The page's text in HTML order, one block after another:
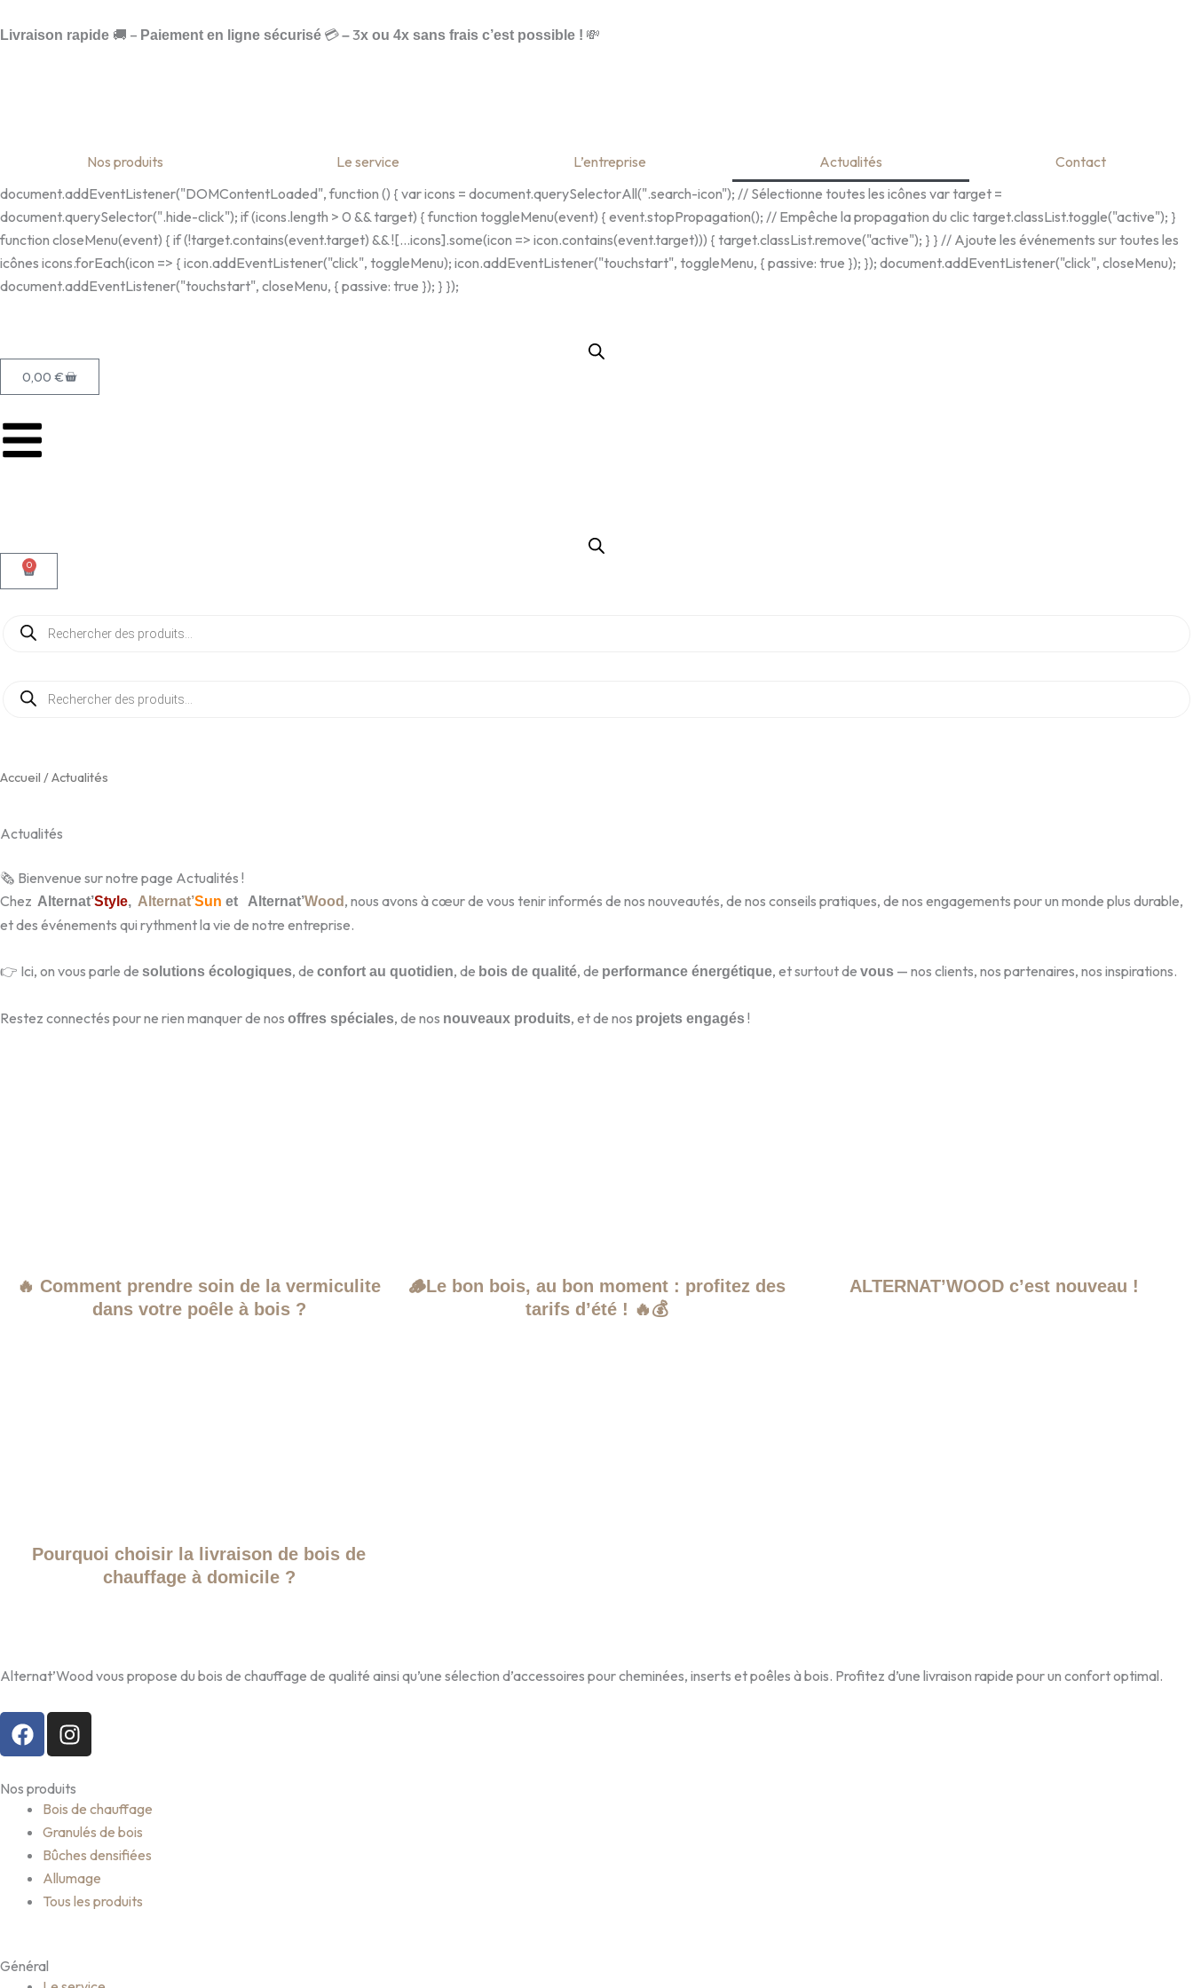
au
Livraison rapide 🚚 – Paiement en ligne sécurisé 💳–3x ou 4x sans frais c’est possible ! 💸
Nos produits Le service L’entreprise Actualités
Contact
document.addEventListener("DOMContentLoaded", function () { var icons = document.querySelectorAll(".search-icon"); // Sélectionne toutes les icônes var target =
document.querySelector(".hide-click"); if (icons.length > 0 && target) { function toggleMenu(event) { event.stopPropagation(); // Empêche la propagation du clic target.classList.toggle("active"); }
function closeMenu(event) { if (!target.contains(event.target) && ![...icons].some(icon => icon.contains(event.target))) { target.classList.remove("active"); } } // Ajoute les événements sur toutes les
icônes icons.forEach(icon => { icon.addEventListener("click", toggleMenu); icon.addEventListener("touchstart", toggleMenu, { passive: true }); }); document.addEventListener("click", closeMenu);
document.addEventListener("touchstart", closeMenu, { passive: true }); } });
0,00 €Panier
0
Panier
Accueil / Actualités
Actualités
🗞️ Bienvenue sur notre page Actualités !
Chez Alternat’Style, Alternat’Sun et Alternat’Wood , nous avons à cœur de vous tenir informés de nos nouveautés, de nos conseils pratiques, de nos engagements pour un monde plus durable,
et des événements qui rythment la vie de notre entreprise.
👉 Ici, on vous parle de solutions écologiques, de confort au quotidien, de bois de qualité, de performance énergétique, et surtout de vous — nos clients, nos partenaires, nos inspirations.
Restez connectés pour ne rien manquer de nos offres spéciales, de nos nouveaux produits, et de nos projets engagés!
🔥 Comment prendre soin de la vermiculite
dans votre poêle à bois ?
🪵Le bon bois, au bon moment : profitez des
tarifs d’été ! 🔥💰
ALTERNAT’WOOD c’est nouveau !
Pourquoi choisir la livraison de bois de
chauffage à domicile ?
Alternat’Wood vous propose du bois de chauffage de qualité ainsi qu’une sélection d’accessoires pour cheminées, inserts et poêles à bois. Profitez d’une livraison rapide pour un confort optimal.
F
a
c
e
b
o
o
k
I
n
s
t
a
g
r
a
m
Nos produits
Bois de chauffage
Granulés de bois
Bûches densifiées
Allumage
Tous les produits
Général